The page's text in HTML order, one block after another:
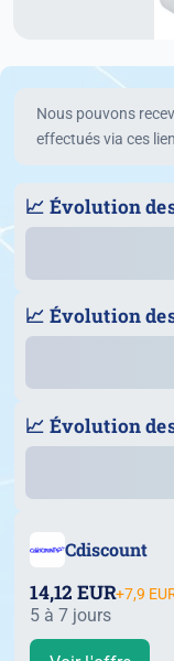
Nous pouvons
effectués via ces
📈 Évolution
📈 Évolution
📈 Évolution
Cdiscount
14,12 EUR+7,9
5 à 7 jours